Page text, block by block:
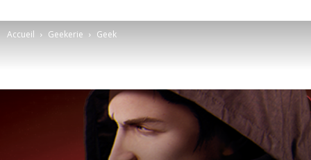
Accueil Geekerie Geek